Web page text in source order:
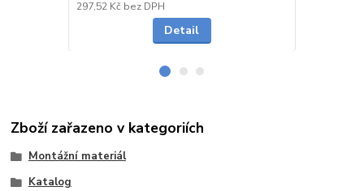
297,52 Kč bez DPH
Detail
Zboží zařazeno v kategoriích
Montážní materiál
Katalog